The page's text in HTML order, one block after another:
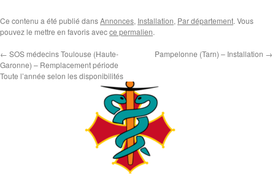
Ce contenu a été publié dansAnnonces, Installation, Par département. Vous
pouvez le mettre en favoris avecce permalien.
← SOS médecins Toulouse (Haute-
Garonne) – Remplacement période
Toute l’année selon les disponibilités
Pampelonne (Tarn) – Installation →